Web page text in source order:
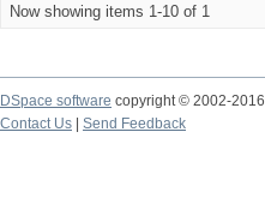
Now showing items 1-10 of 1
DSpace software copyright © 2002-2016
Contact Us
Send Feedback